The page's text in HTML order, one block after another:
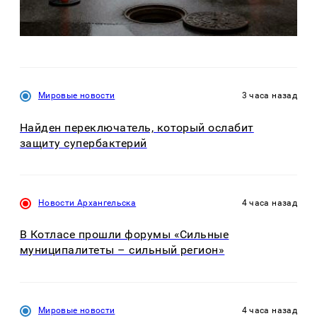
Мировые новости 3 часа назад
Найден переключатель, который ослабит
защиту супербактерий
Новости Архангельска 4 часа назад
В Котласе прошли форумы «Сильные
муниципалитеты – сильный регион»
Мировые новости 4 часа назад